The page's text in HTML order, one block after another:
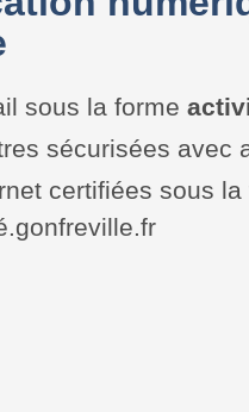
sous la forme
sécurisées avec
certifiées sous la